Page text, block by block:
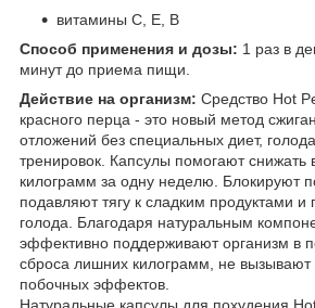
витамины C, E, B
Способ применения и дозы: 1 раз в
минут до приема пищи.
Действие на организм: Средство Hot
красного перца - это новый метод
отложений без специальных диет,
тренировок. Капсулы помогают снижать
килограмм за одну неделю. Блокируют
подавляют тягу к сладким продуктами и
голода. Благодаря натуральным
эффективно поддерживают организм в
сброса лишних килограмм, не вызывают
побочных эффектов.
Натуральные капсулы для похудения